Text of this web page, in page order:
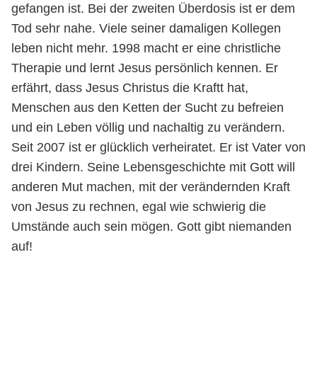
gefangen ist. Bei der zweiten Überdosis ist er dem
Tod sehr nahe. Viele seiner damaligen Kollegen
leben nicht mehr. 1998 macht er eine christliche
Therapie und lernt Jesus persönlich kennen. Er
erfährt, dass Jesus Christus die Kraftt hat,
Menschen aus den Ketten der Sucht zu befreien
und ein Leben völlig und nachaltig zu verändern.
Seit 2007 ist er glücklich verheiratet. Er ist Vater von
drei Kindern. Seine Lebensgeschichte mit Gott will
anderen Mut machen, mit der verändernden Kraft
von Jesus zu rechnen, egal wie schwierig die
Umstände auch sein mögen. Gott gibt niemanden
auf!